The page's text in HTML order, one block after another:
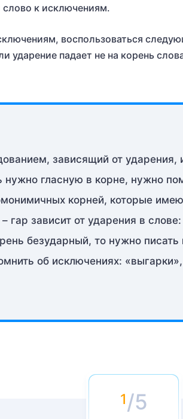
слово к исключениям.
воспользоваться
ударение падает не на корень
зависящий от
нужно гласную в корне, нужно
корней, которые
гар зависит от ударения в
безударный, то нужно
об исключениях:
/5